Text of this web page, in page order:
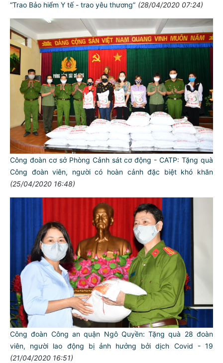
“Trao Bảo hiểm Y tế - trao yêu thương” (28/04/2020 07:24)
Công đoàn cơ sở Phòng Cảnh sát cơ động - CATP: Tặng quà
Công đoàn viên, người có hoàn cảnh đặc biệt khó khăn
(25/04/2020 16:48)
Công đoàn Công an quận Ngô Quyền: Tặng quà 28 đoàn
viên, người lao động bị ảnh hưởng bởi dịch Covid - 19
(21/04/2020 16:51)